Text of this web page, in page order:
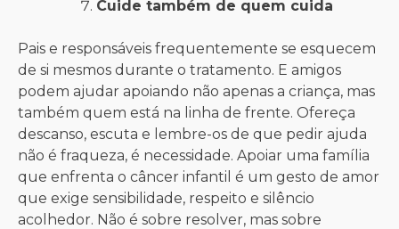
Cuide também de quem cuida
Pais e responsáveis frequentemente se esquecem
de si mesmos durante o tratamento. E amigos
podem ajudar apoiando não apenas a criança, mas
também quem está na linha de frente. Ofereça
descanso, escuta e lembre-os de que pedir ajuda
não é fraqueza, é necessidade. Apoiar uma família
que enfrenta o câncer infantil é um gesto de amor
que exige sensibilidade, respeito e silêncio
acolhedor. Não é sobre resolver, mas sobre